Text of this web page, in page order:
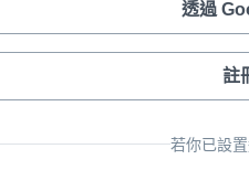
透過
註
若你已設